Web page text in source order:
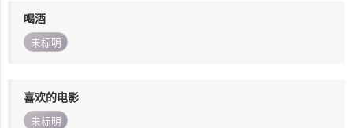
喝酒
未标明
喜欢的电影
未标明